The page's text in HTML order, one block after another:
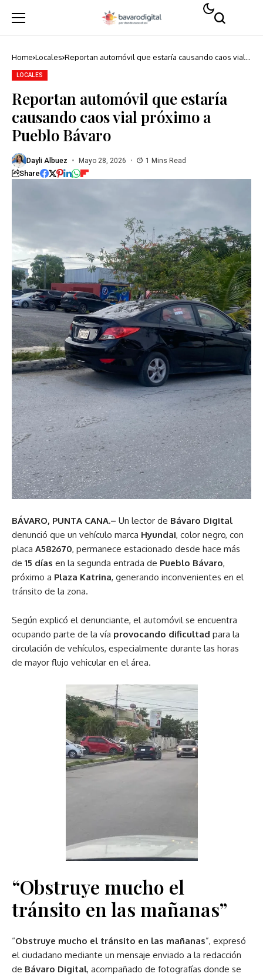
Home Locales Reportan automóvil que estaría causando caos vial
LOCALES
Reportan automóvil que estaría
causando caos vial próximo a
Pueblo Bávaro
Dayli Albuez Mayo 28, 2026 1 Mins Read
Share
BÁVARO, PUNTA CANA.– Un lector de Bávaro Digital
denunció que un vehículo marca Hyundai, color negro, con
placa A582670, permanece estacionado desde hace más
de 15 días en la segunda entrada de Pueblo Bávaro,
próximo a Plaza Katrina, generando inconvenientes en el
tránsito de la zona.
Según explicó el denunciante, el automóvil se encuentra
ocupando parte de la vía provocando dificultad para la
circulación de vehículos, especialmente durante las horas
de mayor flujo vehicular en el área.
“Obstruye mucho el
tránsito en las mañanas”
“Obstruye mucho el tránsito en las mañanas”, expresó
el ciudadano mediante un mensaje enviado a la redacción
de Bávaro Digital, acompañado de fotografías donde se